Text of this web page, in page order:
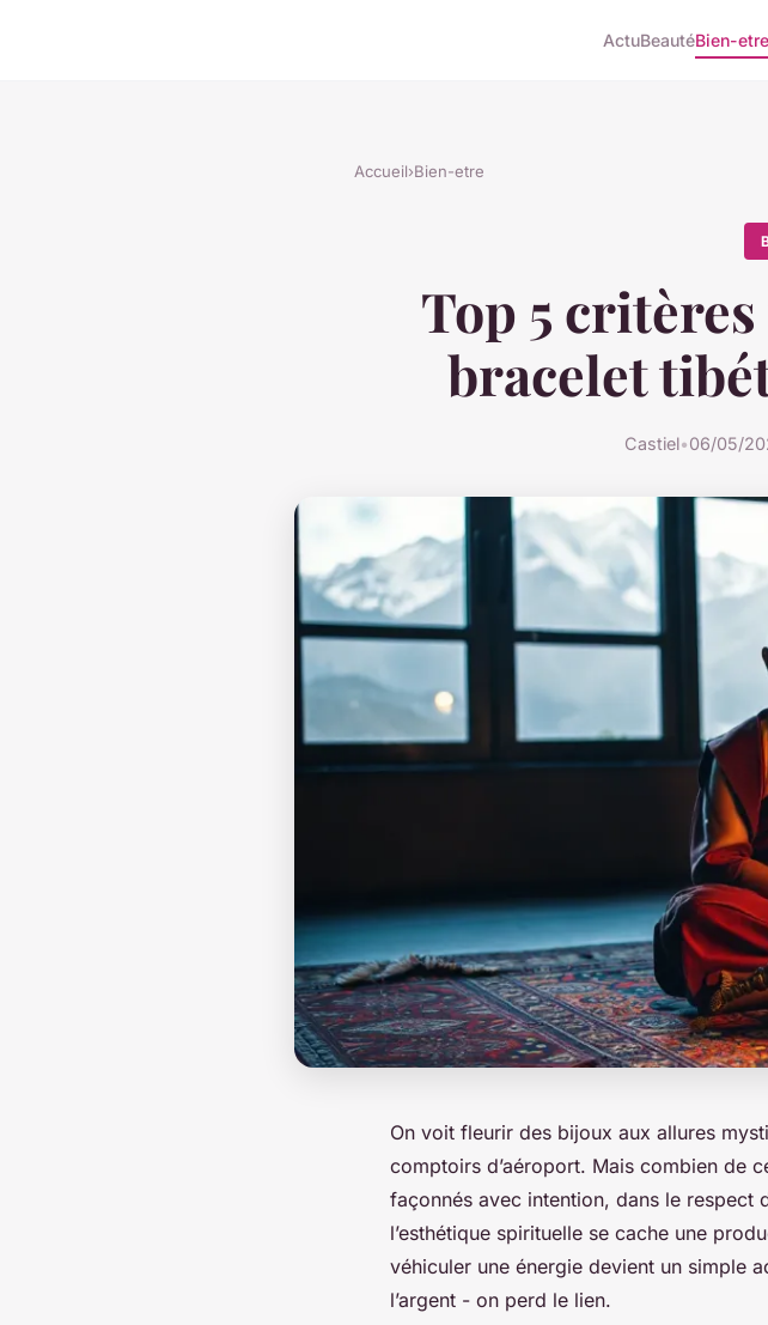
ActuBeautéBien-etre
Accueil›Bien-etre
Top 5
bracelet
Castiel•06/05/
On voit fleurir des bijoux aux allures
comptoirs d’aéroport. Mais combien de
façonnés avec intention, dans le respect
l’esthétique spirituelle se cache une
véhiculer une énergie devient un simple
l’argent - on perd le lien.